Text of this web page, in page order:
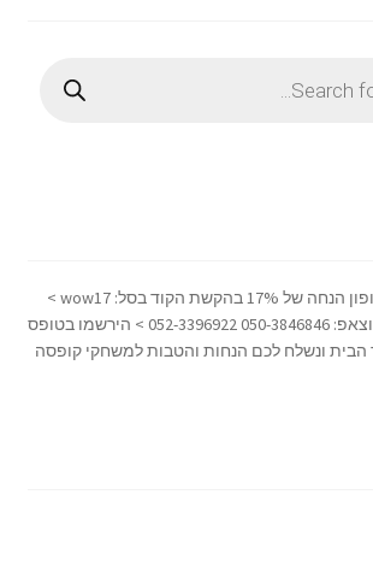
> עקב המצב קבלו קופון הנחה של 17% בהקשת הקוד בסל: wow17 >
הזמנות גם בטלפון/ווצאפ: 050-3846846 052-3396922 > הירשמו בטופס
הבית ונשלח לכם הנחות והטבות למשחקי קופסה